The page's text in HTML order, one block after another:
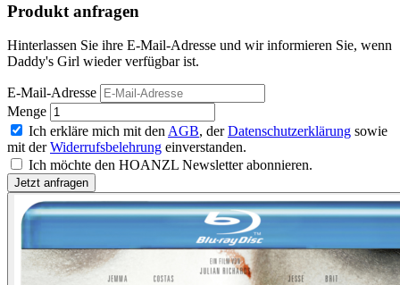
Produkt anfragen
Hinterlassen Sie ihre E-Mail-Adresse und wir informieren Sie, wenn
Daddy's Girl wieder verfügbar ist.
E-Mail-Adresse
Menge
Ich erkläre mich mit den AGB, derDatenschutzerklärung sowie
mit derWiderrufsbelehrung einverstanden.
Ich möchte den HOANZL Newsletter abonnieren.